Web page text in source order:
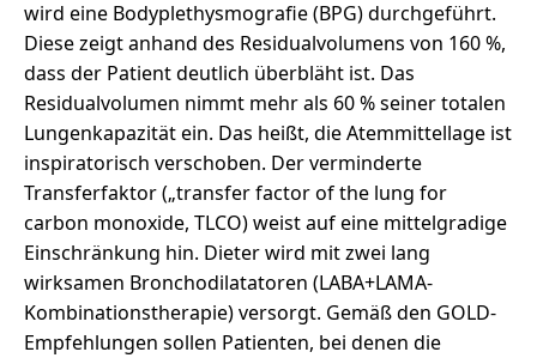
wird eine Bodyplethysmografie (BPG) durchgeführt.
Diese zeigt anhand des Residualvolumens von 160 %,
dass der Patient deutlich überbläht ist. Das
Residualvolumen nimmt mehr als 60 % seiner totalen
Lungenkapazität ein. Das heißt, die Atemmittellage ist
inspiratorisch verschoben. Der verminderte
Transferfaktor („transfer factor of the lung for
carbon monoxide, TLCO) weist auf eine mittelgradige
Einschränkung hin. Dieter wird mit zwei lang
wirksamen Bronchodilatatoren (LABA+LAMA-
Kombinationstherapie) versorgt. Gemäß den GOLD-
Empfehlungen sollen Patienten, bei denen die